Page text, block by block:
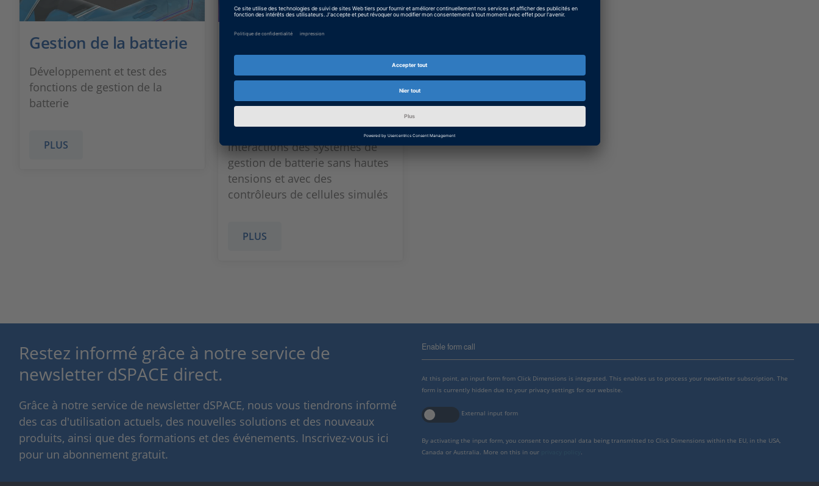
Gestion de la batterie
Développement et test des
fonctions de gestion de la
batterie
PLUS
Cas d’utilisation :
signal
principales fonctions et
interactions des systèmes de
gestion de batterie sans hautes
tensions et avec des
contrôleurs de cellules simulés
PLUS
Restez informé grâce à notre service de
newsletter dSPACE direct.
Grâce à notre service de newsletter dSPACE, nous vous tiendrons informé
des cas d'utilisation actuels, des nouvelles solutions et des nouveaux
produits, ainsi que des formations et des événements. Inscrivez-vous ici
pour un abonnement gratuit.
Enable form call
At this point, an input form from Click Dimensions is integrated. This enables us to process your newsletter subscription. The
form is currently hidden due to your privacy settings for our website.
External input form
By activating the input form, you consent to personal data being transmitted to Click Dimensions within the EU, in the USA,
Canada or Australia. More on this in our
.